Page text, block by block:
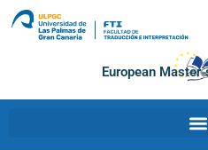
European